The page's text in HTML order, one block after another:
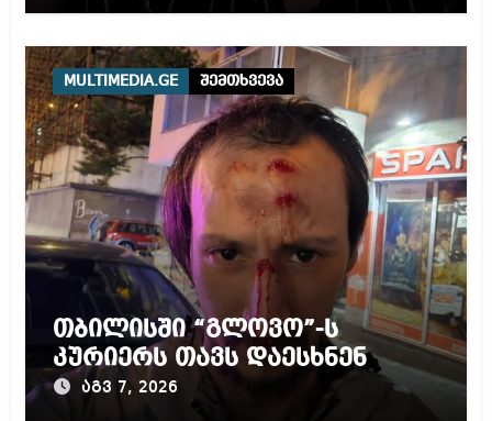
MULTIMEDIA.GE შემთხვევა
თბილისში “გლოვო”-ს
კურიერს თავს დაესხნენ
აგვ 7, 2026